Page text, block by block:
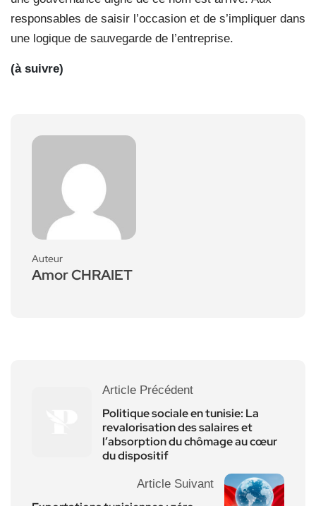
responsables de saisir l’occasion et de s’impliquer dans
une logique de sauvegarde de l’entreprise.
(à suivre)
Auteur
Amor CHRAIET
Article Précédent
Politique sociale en tunisie: La
revalorisation des salaires et
l’absorption du chômage au cœur
du dispositif
Article Suivant